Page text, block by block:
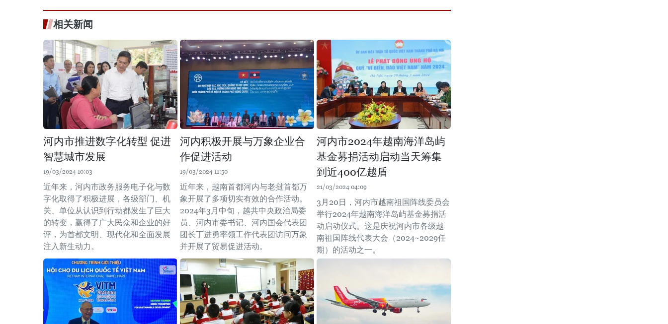
相关新闻
河内市推进数字化转型 促进
智慧城市发展
19/03/2024 10:03
近年来，河内市政务服务电子化与数
字化取得了积极进展，各级部门、机
关、单位从认识到行动都发生了巨大
的转变，赢得了广大民众和企业的好
评，为首都文明、现代化和全面发展
注入新生动力。
河内积极开展与万象企业合
作促进活动
19/03/2024 11:50
近年来，越南首都河内与老挝首都万
象开展了多项切实有效的合作活动。
2024年3月中旬，越共中央政治局委
员、河内市委书记、河内国会代表团
团长丁进勇率领工作代表团访问万象
并开展了贸易促进活动。
河内市2024年越南海洋岛屿
基金募捐活动启动当天筹集
到近400亿越盾
21/03/2024 04:09
3月20日，河内市越南祖国阵线委员会
举行2024年越南海洋岛屿基金募捐活
动启动仪式。这是庆祝河内市各级越
南祖国阵线代表大会（2024~2029任
期）的活动之一。